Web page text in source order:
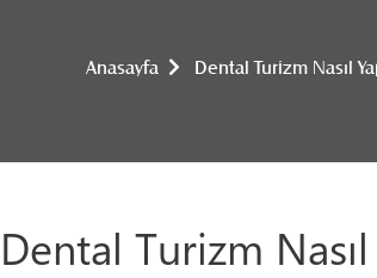
Anasayfa Dental Turizm Nasıl
Dental Turizm Nasıl